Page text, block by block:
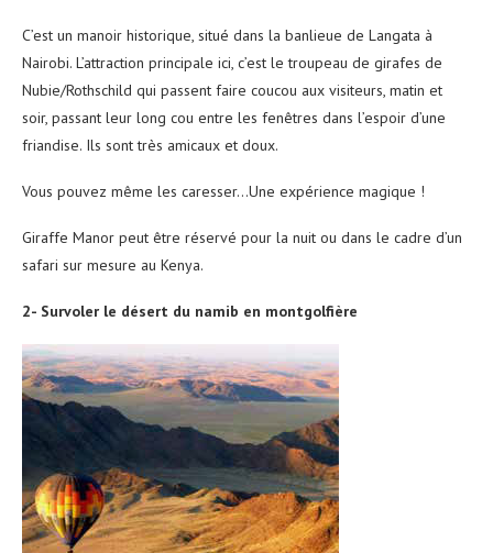
C’est un manoir historique, situé dans la banlieue de Langata à
Nairobi. L’attraction principale ici, c’est le troupeau de girafes de
Nubie/Rothschild qui passent faire coucou aux visiteurs, matin et
soir, passant leur long cou entre les fenêtres dans l’espoir d’une
friandise. Ils sont très amicaux et doux.
Vous pouvez même les caresser…Une expérience magique !
Giraffe Manor peut être réservé pour la nuit ou dans le cadre d’un
safari sur mesure au Kenya.
2- Survoler le désert du namib en montgolfière